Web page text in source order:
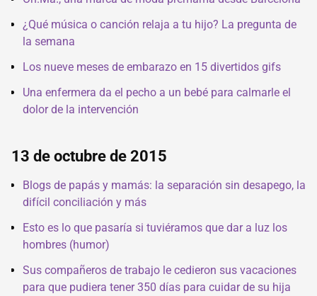
¿Qué música o canción relaja a tu hijo? La pregunta de
la semana
Los nueve meses de embarazo en 15 divertidos gifs
Una enfermera da el pecho a un bebé para calmarle el
dolor de la intervención
13 de octubre de 2015
Blogs de papás y mamás: la separación sin desapego, la
difícil conciliación y más
Esto es lo que pasaría si tuviéramos que dar a luz los
hombres (humor)
Sus compañeros de trabajo le cedieron sus vacaciones
para que pudiera tener 350 días para cuidar de su hija